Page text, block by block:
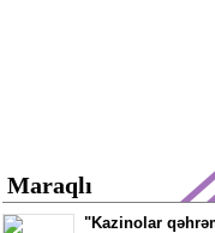
Maraqlı
"Kazinolar